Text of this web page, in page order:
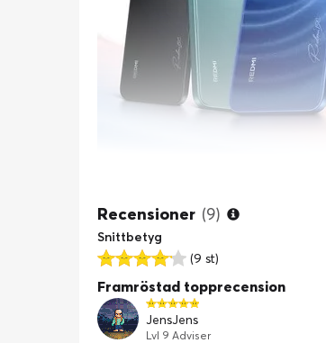
Recensioner (9)
Snittbetyg
(9 st)
Framröstad topprecension
JensJens
Lvl 9 Adviser